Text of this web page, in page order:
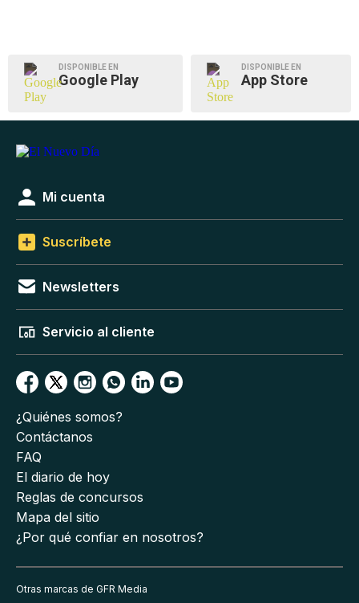
DISPONIBLE EN
Google Play
DISPONIBLE EN
App Store
Mi cuenta
Suscríbete
Newsletters
Servicio al cliente
¿Quiénes somos?
Contáctanos
FAQ
El diario de hoy
Reglas de concursos
Mapa del sitio
¿Por qué confiar en nosotros?
Otras marcas de GFR Media